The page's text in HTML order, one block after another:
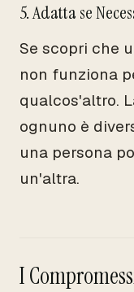
5. Adatta se
Se scopri che
non funziona
qualcos'altro.
ognuno è
una persona
un'altra.
I